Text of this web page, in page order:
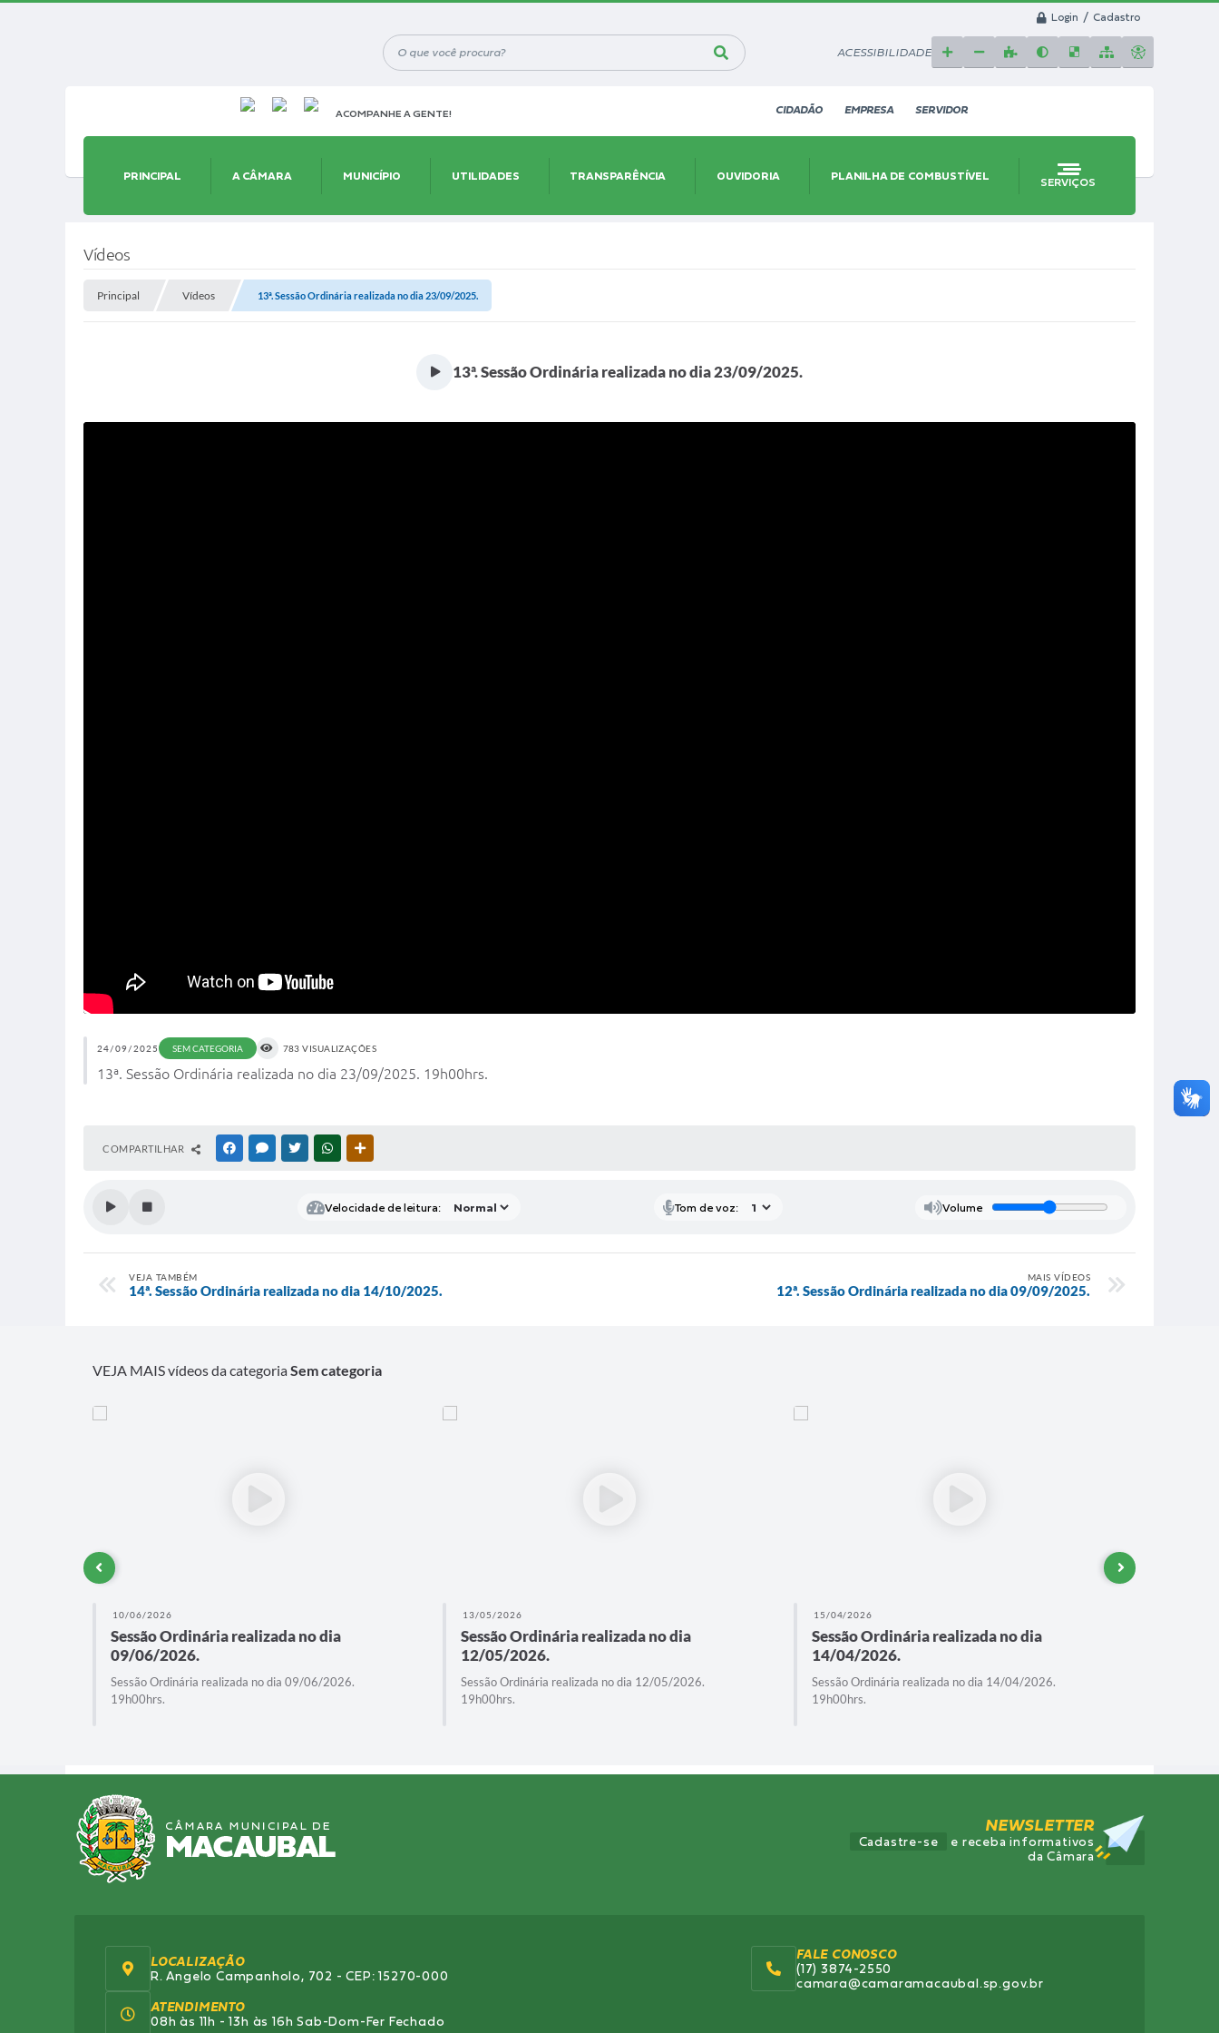
Login / Cadastro
ACESSIBILIDADE
ACOMPANHE A GENTE! CIDADÃO EMPRESA SERVIDOR
PRINCIPAL A CÂMARA MUNICÍPIO UTILIDADES TRANSPARÊNCIA OUVIDORIA PLANILHA DE COMBUSTÍVEL
SERVIÇOS
Vídeos
Principal Vídeos 13ª. Sessão Ordinária realizada no dia 23/09/2025.
13ª. Sessão Ordinária realizada no dia 23/09/2025.
24/09/2025 SEM CATEGORIA 783 VISUALIZAÇÕES
13ª. Sessão Ordinária realizada no dia 23/09/2025. 19h00hrs.
COMPARTILHAR FACEBOOKMESSENGER
TWITTERWHATSAPP
Velocidade de leitura: Tom de voz: Volume
VEJA TAMBÉM
14ª. Sessão Ordinária realizada no dia 14/10/2025.
MAIS VÍDEOS
12ª. Sessão Ordinária realizada no dia 09/09/2025.
VEJA MAIS vídeos da categoriaSem categoria
10/06/2026
Sessão Ordinária realizada no dia
09/06/2026.
Sessão Ordinária realizada no dia 09/06/2026.
19h00hrs.
13/05/2026
Sessão Ordinária realizada no dia
12/05/2026.
Sessão Ordinária realizada no dia 12/05/2026.
19h00hrs.
15/04/2026
Sessão Ordinária realizada no dia
14/04/2026.
Sessão Ordinária realizada no dia 14/04/2026.
19h00hrs.
NEWSLETTER
Cadastre-se
e receba informativos
da Câmara
LOCALIZAÇÃO
R. Angelo Campanholo, 702 - CEP: 15270-000
FALE CONOSCO
(17) 3874-2550
camara@camaramacaubal.sp.gov.br
ATENDIMENTO
08h às 11h - 13h às 16h Sab-Dom-Fer Fechado